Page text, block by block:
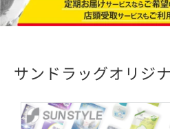
サンドラッグオリジ